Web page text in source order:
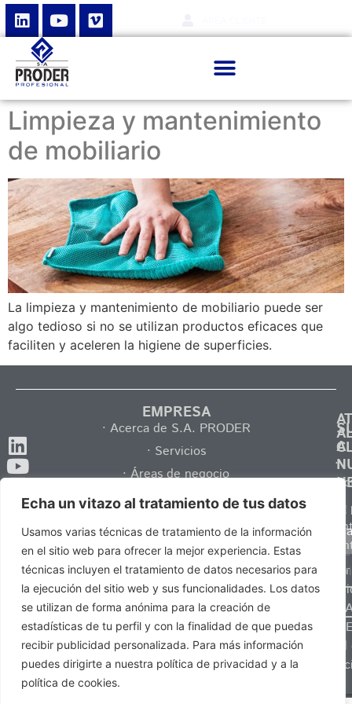
Echa un vitazo al tratamiento de tus datos
Usamos varias técnicas de tratamiento de la información
en el sitio web para ofrecer la mejor experiencia. Estas
técnicas incluyen el tratamiento de datos necesarios para
la ejecución del sitio web y sus funcionalidades. Los datos
se utilizan de forma anónima para la creación de
estadísticas de tu perfil y con la finalidad de que puedas
recibir publicidad personalizada. Para más información
puedes dirigirte a nuestra política de privacidad y a la
política de cookies.
Limpieza y mantenimiento
de mobiliario
La limpieza y mantenimiento de mobiliario puede ser
algo tedioso si no se utilizan productos eficaces que
faciliten y aceleren la higiene de superficies.
+34
937
132
025
info@saproder.com
EMPRESA
· Acerca de S.A. PRODER
· Servicios
· Áreas de negocio
· Catálogos
· Talento
·
· Ser
de
·
A